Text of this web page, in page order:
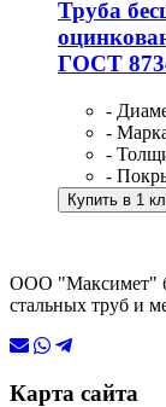
Труба
ГОСТ
-
-
-
-
Купить в 1
ООО "Максимет"
стальных труб и
Карта сайта